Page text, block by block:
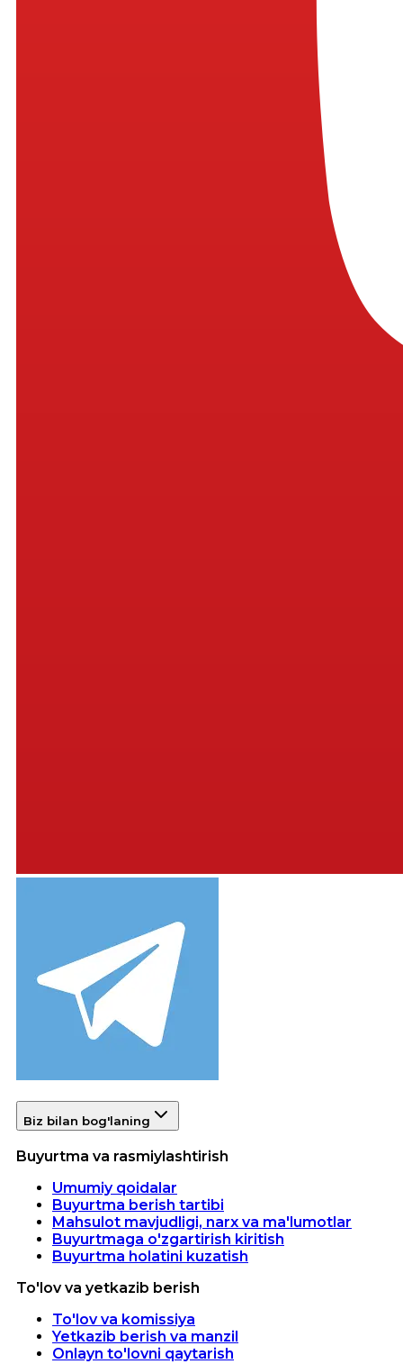
Biz bilan bog'laning
Buyurtma va rasmiylashtirish
Umumiy qoidalar
Buyurtma berish tartibi
Mahsulot mavjudligi, narx va ma'lumotlar
Buyurtmaga o'zgartirish kiritish
Buyurtma holatini kuzatish
To'lov va yetkazib berish
To'lov va komissiya
Yetkazib berish va manzil
Onlayn to'lovni qaytarish